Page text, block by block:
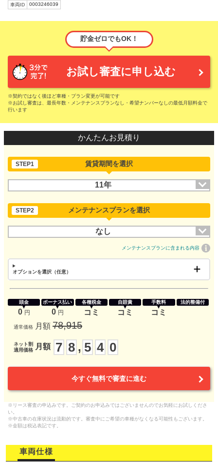
車両ID 0003246039
貯金ゼロでもOK！
お試し審査に申し込む
※契約ではなく後ほど車種・プラン変更が可能です
※お試し審査は、最長年数・メンテナンスプランなし・希望ナンバーなしの最低月額料金で
行います
かんたんお見積り
STEP1 賃貸期間を選択
11年
STEP2 メンテナンスプランを選択
なし
メンテナンスプランに含まれる内容
オプションを選択（任意）
頭金
0 円
ボーナス払い
0 円
各種税金
コミ
自賠責
コミ
手数料
コミ
法的整備付
通常価格 月額 78,915
ネット割
適用価格
月額 7 8 , 5 4 0
今すぐ無料で審査に進む
※リース審査の申込みです。ご契約のお申込みではございませんのでお気軽にお試しくださ
い。
※中古車の在庫状況は流動的です。審査中にご希望の車種がなくなる可能性もございます。
※金額は税込表記です。
車両仕様